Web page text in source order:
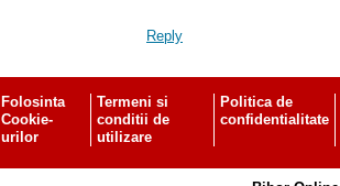
Reply
Folosinta
Cookie-
urilor
Termeni si
conditii de
utilizare
Politica de
confidentialitate